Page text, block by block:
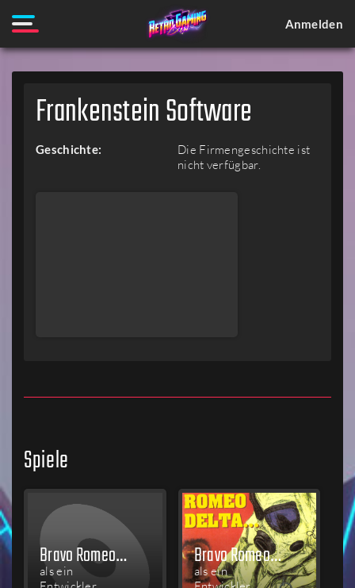
Anmelden
Frankenstein Software
Geschichte:
Die Firmengeschichte ist
nicht verfügbar.
Spiele
Bravo Romeo Delta
als ein
Bravo Romeo Delta
als ein